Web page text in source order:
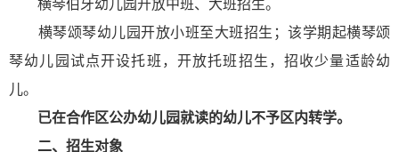
横琴伯牙幼儿园开放中班、大班招生。
横琴颂琴幼儿园开放小班至大班招生；该学期起横琴颂
琴幼儿园试点开设托班，开放托班招生，招收少量适龄幼
儿。
已在合作区公办幼儿园就读的幼儿不予区内转学。
二、招生对象